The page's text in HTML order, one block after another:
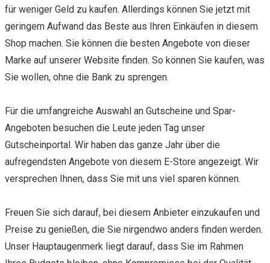
für weniger Geld zu kaufen. Allerdings können Sie jetzt mit
geringem Aufwand das Beste aus Ihren Einkäufen in diesem
Shop machen. Sie können die besten Angebote von dieser
Marke auf unserer Website finden. So können Sie kaufen, was
Sie wollen, ohne die Bank zu sprengen.
Für die umfangreiche Auswahl an Gutscheine und Spar-
Angeboten besuchen die Leute jeden Tag unser
Gutscheinportal. Wir haben das ganze Jahr über die
aufregendsten Angebote von diesem E-Store angezeigt. Wir
versprechen Ihnen, dass Sie mit uns viel sparen können.
Freuen Sie sich darauf, bei diesem Anbieter einzukaufen und
Preise zu genießen, die Sie nirgendwo anders finden werden.
Unser Hauptaugenmerk liegt darauf, dass Sie im Rahmen